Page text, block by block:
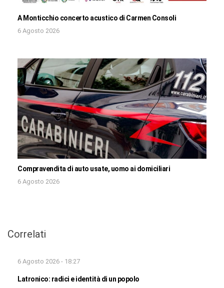
A Monticchio concerto acustico di Carmen Consoli
6 Agosto 2026
Compravendita di auto usate, uomo ai domiciliari
6 Agosto 2026
Correlati
6 Agosto 2026 - 18:27
Latronico: radici e identità di un popolo